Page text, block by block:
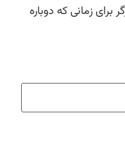
زمانی که دوباره